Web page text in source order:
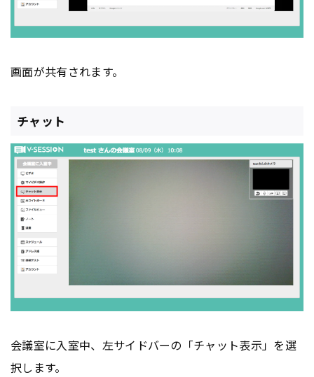
画面が共有されます。
チャット
会議室に入室中、左サイドバーの「チャット表示」を選
択します。